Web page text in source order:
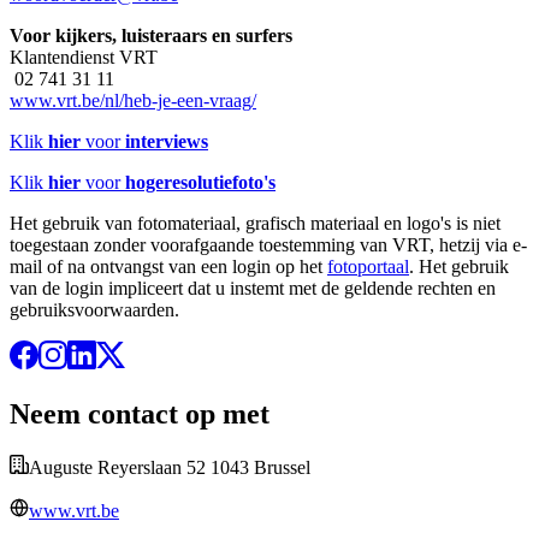
Voor kijkers, luisteraars en surfers
Klantendienst VRT
02 741 31 11
www.vrt.be/nl/heb-je-een-vraag/
Klik hier voorinterviews
Klik hier voorhogeresolutiefoto's
Het gebruik van fotomateriaal, grafisch materiaal en logo's is niet
toegestaan zonder voorafgaande toestemming van VRT, hetzij via e-
mail of na ontvangst van een login op het fotoportaal. Het gebruik
van de login impliceert dat u instemt met de geldende rechten en
gebruiksvoorwaarden.
Neem contact op met
Auguste Reyerslaan 52 1043 Brussel
www.vrt.be